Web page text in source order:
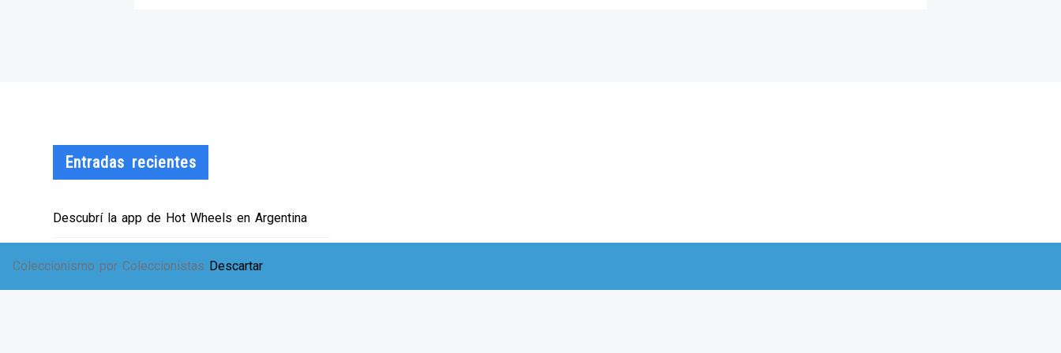
Coleccionismo por Coleccionistas Descartar
Entradas recientes
Descubrí la app de Hot Wheels en Argentina
EXPO SOLIDARIA